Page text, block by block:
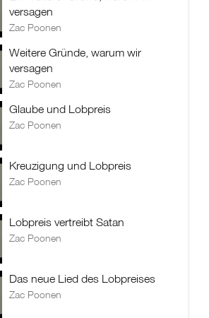
versagen
Zac Poonen
Weitere Gründe, warum wir
versagen
Zac Poonen
Glaube und Lobpreis
Zac Poonen
Kreuzigung und Lobpreis
Zac Poonen
Lobpreis vertreibt Satan
Zac Poonen
Das neue Lied des Lobpreises
Zac Poonen